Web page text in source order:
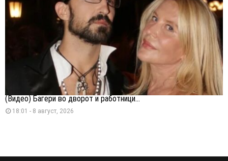
(Видео) Багери во дворот и работници...
18:01 - 8 август, 2026